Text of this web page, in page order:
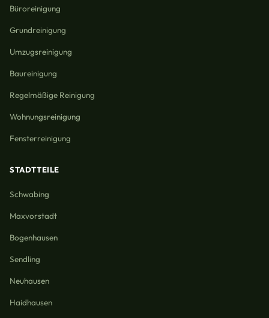
Büroreinigung
Grundreinigung
Umzugsreinigung
Baureinigung
Regelmäßige Reinigung
Wohnungsreinigung
Fensterreinigung
STADTTEILE
Schwabing
Maxvorstadt
Bogenhausen
Sendling
Neuhausen
Haidhausen